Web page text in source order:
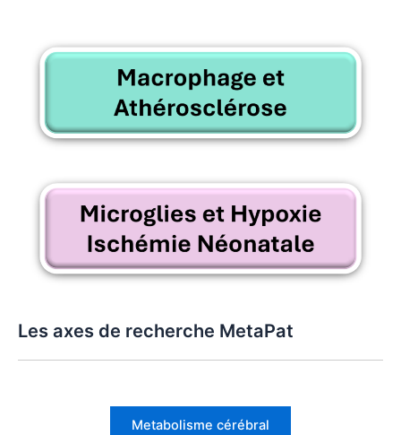
Les axes de recherche MetaPat
Metabolisme cérébral